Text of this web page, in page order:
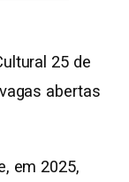
25 de
abertas
em 2025,